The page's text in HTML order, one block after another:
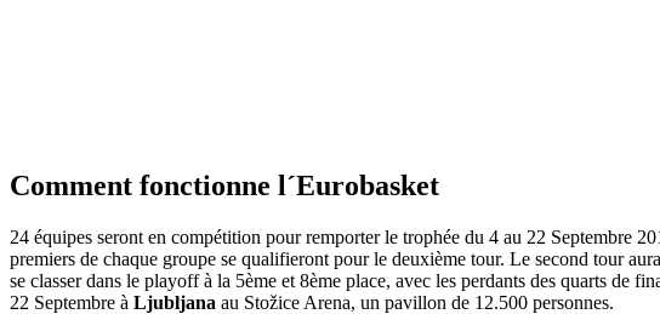
Comment fonctionne l´Eurobasket
24 équipes seront en compétition pour remporter le trophée du 4 au 22 Septembre
premiers de chaque groupe se qualifieront pour le deuxième tour. Le second tour
se classer dans le playoff à la 5ème et 8ème place, avec les perdants des quarts de
22 Septembre à Ljubljana au Stožice Arena, un pavillon de 12.500 personnes.